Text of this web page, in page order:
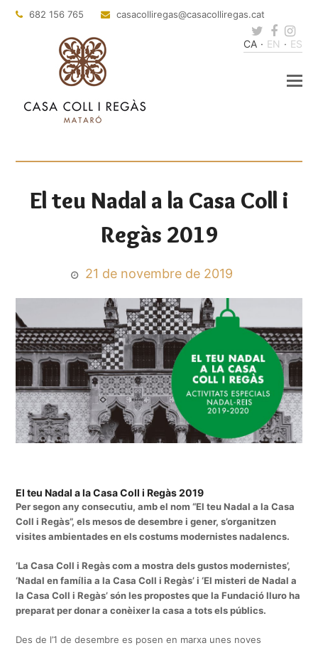
682 156 765 casacolliregas@casacolliregas.cat
Twitter
CA EN ES
El teu Nadal a la Casa Coll i
Regàs 2019
21 de novembre de 2019
El teu Nadal a la Casa Coll i Regàs 2019
Per segon any consecutiu, amb el nom “El teu Nadal a la Casa
Coll i Regàs”, els mesos de desembre i gener, s’organitzen
visites ambientades en els costums modernistes nadalencs.
‘La Casa Coll i Regàs com a mostra dels gustos modernistes’,
‘Nadal en família a la Casa Coll i Regàs’ i ‘El misteri de Nadal a
la Casa Coll i Regàs’ són les propostes que la Fundació Iluro ha
preparat per donar a conèixer la casa a tots els públics.
Des de l’1 de desembre es posen en marxa unes noves